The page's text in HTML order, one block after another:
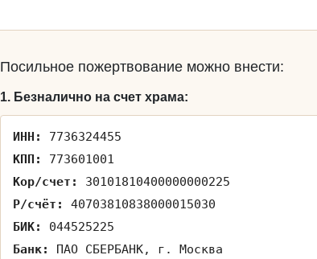
Посильное пожертвование можно внести:
1. Безналично на счет храма:
ИНН:
7736324455
КПП:
773601001
Кор/счет:
30101810400000000225
Р/счёт:
40703810838000015030
БИК:
044525225
Банк:
ПАО СБЕРБАНК, г. Москва